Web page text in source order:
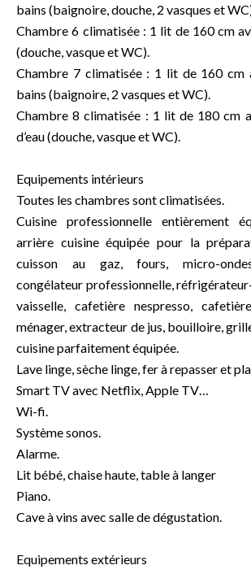
bains (baignoire, douche, 2 vasques et
Chambre 6 climatisée : 1 lit de 160 cm
(douche, vasque et WC).
Chambre 7 climatisée : 1 lit de 160 cm
bains (baignoire, 2 vasques et WC).
Chambre 8 climatisée : 1 lit de 180 cm
d’eau (douche, vasque et WC).
Equipements intérieurs
Toutes les chambres sont climatisées.
Cuisine professionnelle entièrement
arrière cuisine équipée pour la
cuisson au gaz, fours, micro-
congélateur professionnelle,
vaisselle, cafetière nespresso,
ménager, extracteur de jus, bouilloire,
cuisine parfaitement équipée.
Lave linge, sèche linge, fer à repasser et
Smart TV avec Netflix, Apple TV…
Wi-fi.
Système sonos.
Alarme.
Lit bébé, chaise haute, table à langer
Piano.
Cave à vins avec salle de dégustation.
Equipements extérieurs